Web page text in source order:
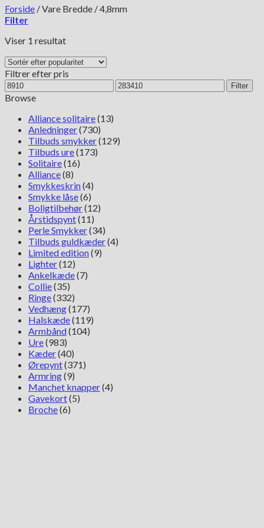
Forside /Vare Bredde /4,8mm
Filter
Viser 1 resultat
Filtrer efter pris
Mindste
pris
Højeste
pris
Filter
Browse
Alliance solitaire(13)
Anledninger(730)
Tilbuds smykker(129)
Tilbuds ure(173)
Solitaire(16)
Alliance(8)
Smykkeskrin(4)
Smykke låse(6)
Boligtilbehør(12)
Årstidspynt(11)
Perle Smykker(34)
Tilbuds guldkæder(4)
Limited edition(9)
Lighter(12)
Ankelkæde(7)
Collie(35)
Ringe(332)
Vedhæng(177)
Halskæde(119)
Armbånd(104)
Ure(983)
Kæder(40)
Ørepynt(371)
Armring(9)
Manchet knapper(4)
Gavekort(5)
Broche(6)